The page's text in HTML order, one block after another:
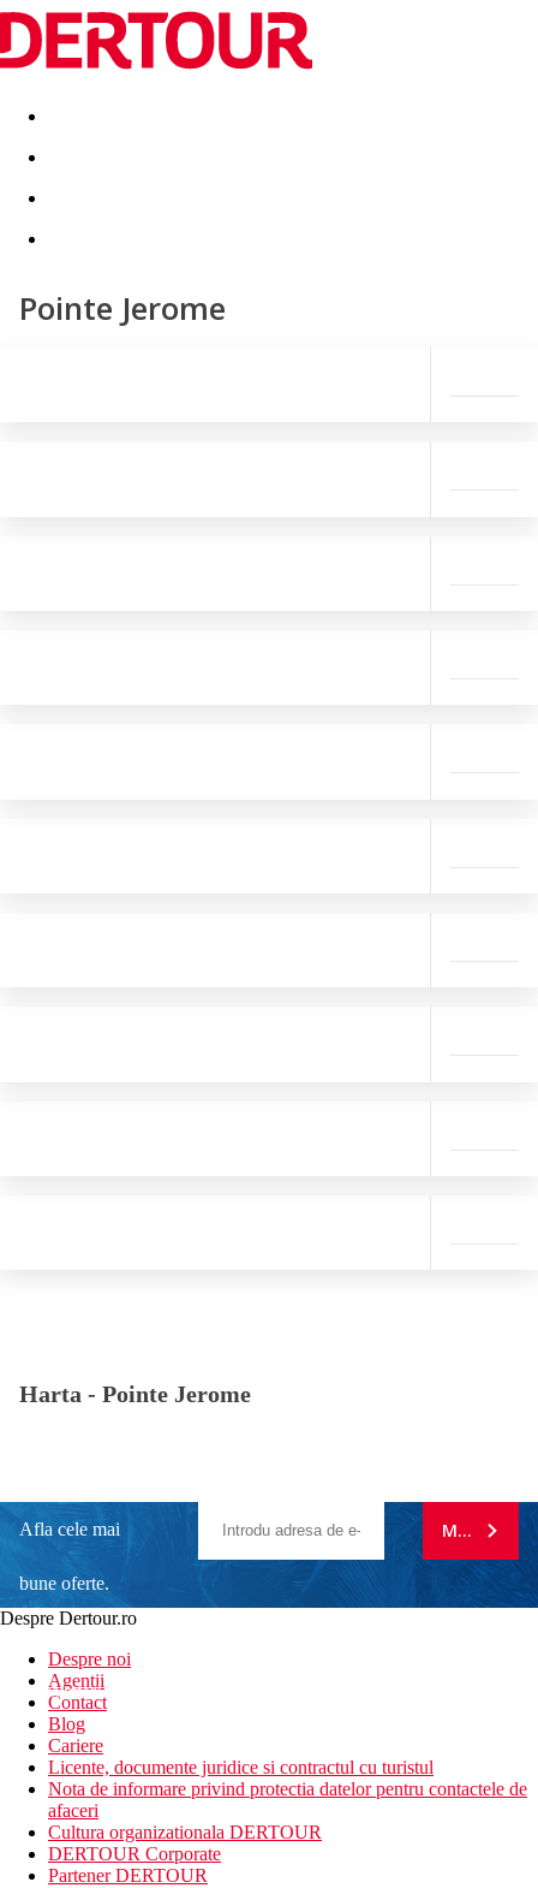
Destinatii Vacanta perfecta OFERTE DE NERATAT
Pointe Jerome
Harta - Pointe Jerome
Afla cele mai
bune oferte.
newsletter!
MA
Despre Dertour.ro
Despre noi
Agentii
Contact
Blog
Cariere
Licente, documente juridice si contractul cu turistul
Nota de informare privind protectia datelor pentru contactele de
afaceri
Cultura organizationala DERTOUR
DERTOUR Corporate
Partener DERTOUR